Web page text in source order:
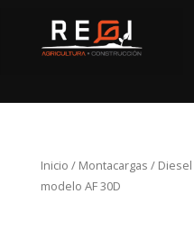
Inicio / Montacargas / Diesel
modelo AF 30D